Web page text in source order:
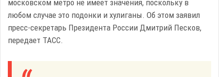
московском метро не имеет значения, поскольку в
любом случае это подонки и хулиганы. Об этом заявил
пресс-секретарь Президента России Дмитрий Песков,
передает ТАСС.